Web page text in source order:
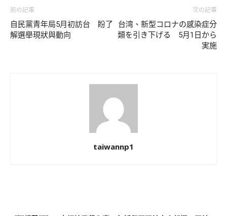
前の記事
自民黨青年局5月初訪台 盼了
解選舉現狀與動向
次の記事
台湾、新型コロナの感染症分
類を引き下げる 5月1日から
実施
taiwannp1